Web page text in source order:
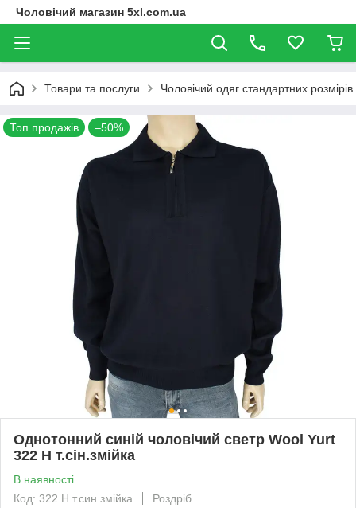
Чоловічий магазин 5xl.com.ua
Товари та послуги Чоловічий одяг стандартних розмірів
Топ продажів –50%
Однотонний синій чоловічий светр Wool Yurt
322 Н т.сін.змійка
В наявності
Код: 322 Н т.син.змійка
Роздріб